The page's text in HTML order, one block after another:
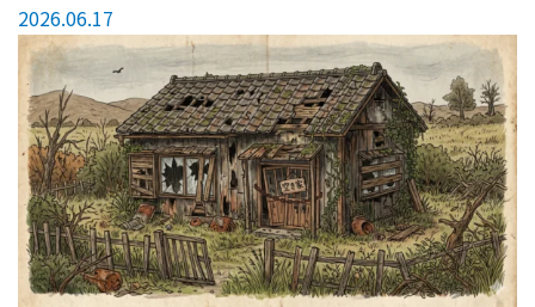
2026.06.17